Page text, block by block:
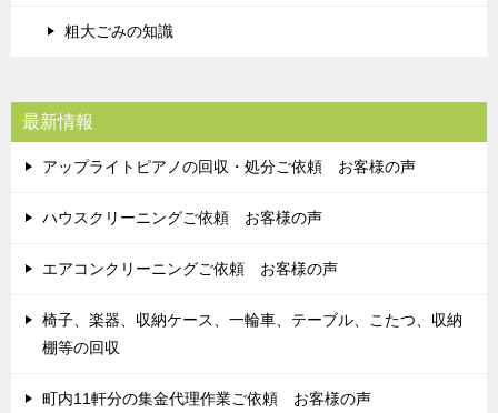
粗大ごみの知識
最新情報
アップライトピアノの回収・処分ご依頼 お客様の声
ハウスクリーニングご依頼 お客様の声
エアコンクリーニングご依頼 お客様の声
椅子、楽器、収納ケース、一輪車、テーブル、こたつ、収納
棚等の回収
町内11軒分の集金代理作業ご依頼 お客様の声